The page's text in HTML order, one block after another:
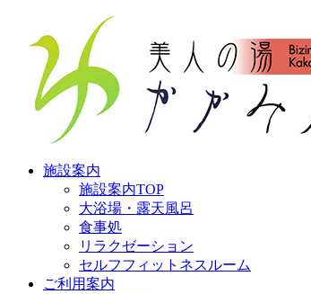
施設案内
施設案内TOP
大浴場・露天風呂
食事処
リラクゼーション
セルフフィットネスルーム
ご利用案内